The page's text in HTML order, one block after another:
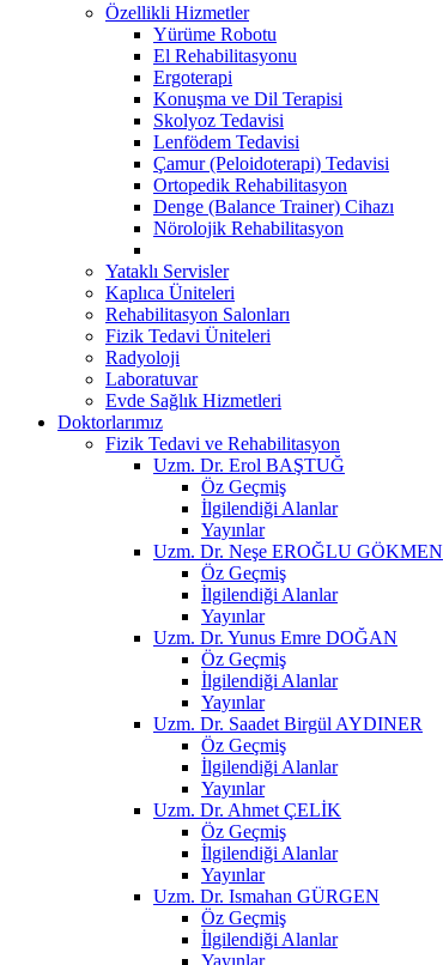
Özellikli Hizmetler
Yürüme Robotu
El Rehabilitasyonu
Ergoterapi
Konuşma ve Dil Terapisi
Skolyoz Tedavisi
Lenfödem Tedavisi
Çamur (Peloidoterapi) Tedavisi
Ortopedik Rehabilitasyon
Denge (Balance Trainer) Cihazı
Nörolojik Rehabilitasyon
Yataklı Servisler
Kaplıca Üniteleri
Rehabilitasyon Salonları
Fizik Tedavi Üniteleri
Radyoloji
Laboratuvar
Evde Sağlık Hizmetleri
Doktorlarımız
Fizik Tedavi ve Rehabilitasyon
Uzm. Dr. Erol BAŞTUĞ
Öz Geçmiş
İlgilendiği Alanlar
Yayınlar
Uzm. Dr. Neşe EROĞLU GÖKMEN
Öz Geçmiş
İlgilendiği Alanlar
Yayınlar
Uzm. Dr. Yunus Emre DOĞAN
Öz Geçmiş
İlgilendiği Alanlar
Yayınlar
Uzm. Dr. Saadet Birgül AYDINER
Öz Geçmiş
İlgilendiği Alanlar
Yayınlar
Uzm. Dr. Ahmet ÇELİK
Öz Geçmiş
İlgilendiği Alanlar
Yayınlar
Uzm. Dr. Ismahan GÜRGEN
Öz Geçmiş
İlgilendiği Alanlar
Yayınlar